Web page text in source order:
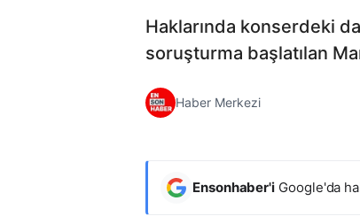
Haklarında konserdeki
soruşturma başlatılan
Haber Merkezi
Ensonhaber'i Google'da